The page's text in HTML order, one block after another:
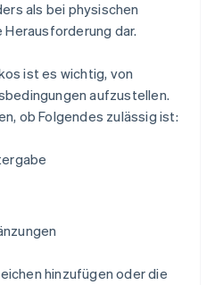
als bei physischen
dar.
ist es wichtig, von
aufzustellen.
ob Folgendes zulässig ist:
hinzufügen oder die